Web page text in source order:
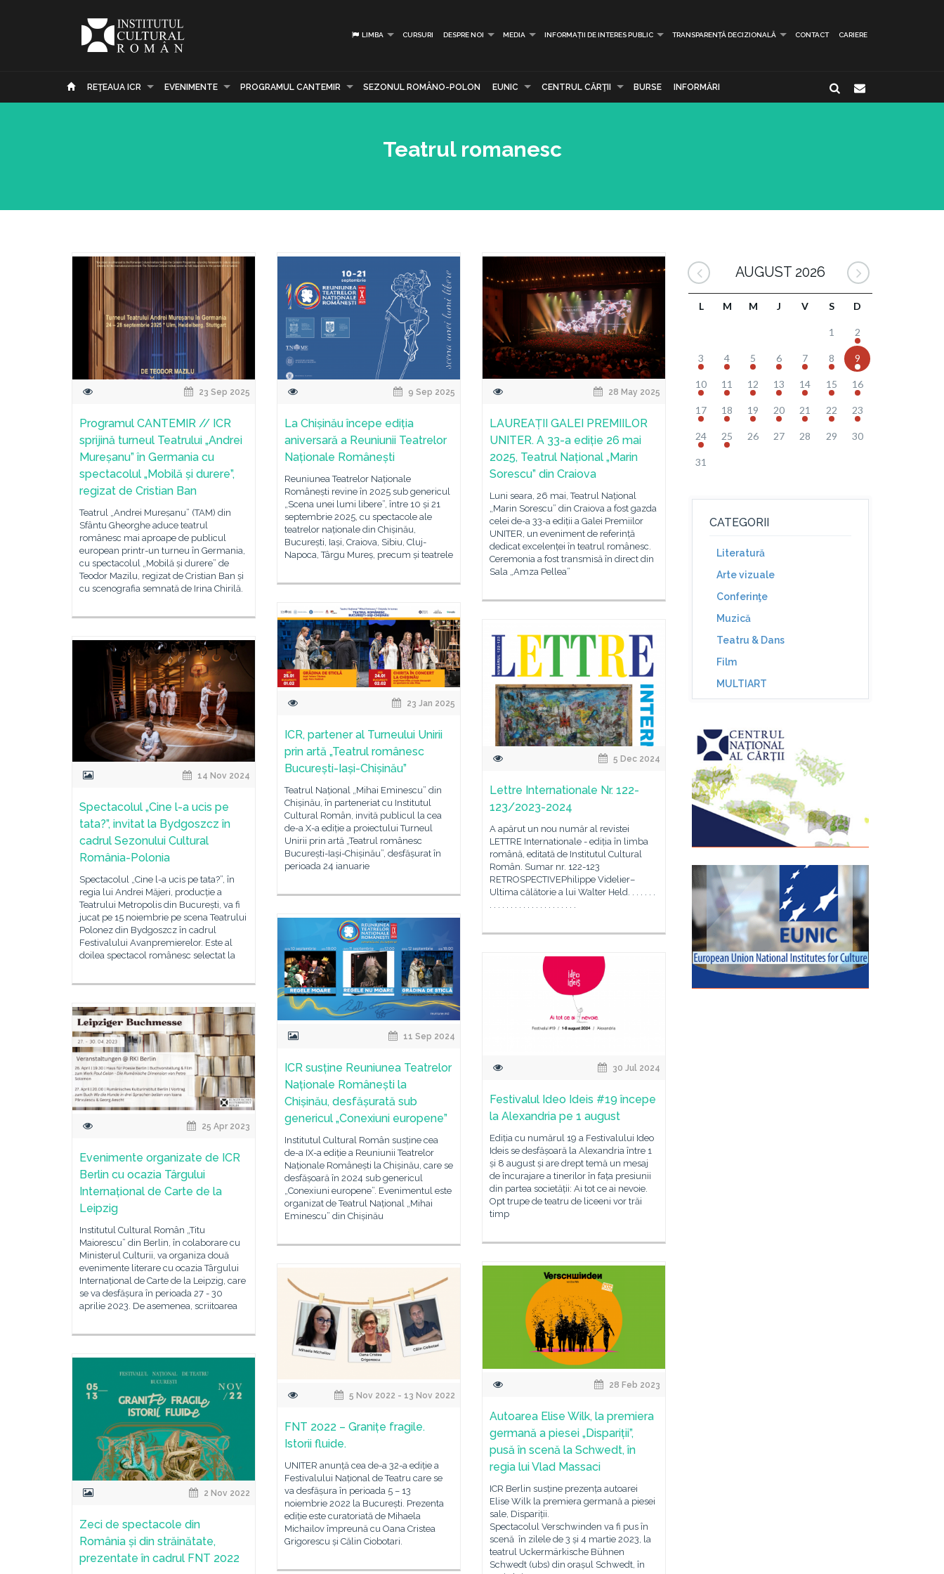
LIMBA CURSURI DESPRE NOI MEDIA INFORMAȚII DE INTERES PUBLIC TRANSPARENȚĂ DECIZIONALĂ CONTACT CARIERE
REŢEAUA ICR EVENIMENTE PROGRAMUL CANTEMIR SEZONUL ROMÂNO-POLON EUNIC CENTRUL CĂRŢII BURSE INFORMĂRI
Teatrul romanesc
23 Sep 2025
Programul CANTEMIR // ICR
sprijină turneul Teatrului „Andrei
Mureșanu” în Germania cu
spectacolul „Mobilă și durere”,
regizat de Cristian Ban
Teatrul „Andrei Mureșanu” (TAM) din
Sfântu Gheorghe aduce teatrul
românesc mai aproape de publicul
european printr-un turneu în Germania,
cu spectacolul „Mobilă și durere” de
Teodor Mazilu, regizat de Cristian Ban și
cu scenografia semnată de Irina Chirilă.
9 Sep 2025
La Chișinău începe ediția
aniversară a Reuniunii Teatrelor
Naționale Românești
Reuniunea Teatrelor Naționale
Românești revine în 2025 sub genericul
„Scena unei lumi libere”, între 10 și 21
septembrie 2025, cu spectacole ale
teatrelor naționale din Chișinău,
București, Iași, Craiova, Sibiu, Cluj-
Napoca, Târgu Mureș, precum și teatrele
28 May 2025
LAUREAȚII GALEI PREMIILOR
UNITER. A 33-a ediție 26 mai
2025, Teatrul Național „Marin
Sorescu” din Craiova
Luni seara, 26 mai, Teatrul Național
„Marin Sorescu” din Craiova a fost gazda
celei de-a 33-a ediții a Galei Premiilor
UNITER, un eveniment de referință
dedicat excelenței în teatrul românesc.
Ceremonia a fost transmisă în direct din
Sala „Amza Pellea”
23 Jan 2025
ICR, partener al Turneului Unirii
prin artă „Teatrul românesc
București-Iași-Chișinău”
Teatrul Național „Mihai Eminescu” din
Chișinău, în parteneriat cu Institutul
Cultural Român, invită publicul la cea
de-a X-a ediție a proiectului Turneul
Unirii prin artă „Teatrul românesc
București-Iași-Chișinău”, desfășurat în
perioada 24 ianuarie
5 Dec 2024
Lettre Internationale Nr. 122-
123/2023-2024
A apărut un nou număr al revistei
LETTRE Internationale - ediția în limba
română, editată de Institutul Cultural
Român. Sumar nr. 122-123
RETROSPECTIVEPhilippe Videlier–
Ultima călătorie a lui Walter Held. . . . . . .
. . . . . . . . . . . . . . . . . . . . .
14 Nov 2024
Spectacolul „Cine l-a ucis pe
tata?”, invitat la Bydgoszcz în
cadrul Sezonului Cultural
România-Polonia
Spectacolul „Cine l-a ucis pe tata?”, în
regia lui Andrei Măjeri, producție a
Teatrului Metropolis din București, va fi
jucat pe 15 noiembrie pe scena Teatrului
Polonez din Bydgoszcz în cadrul
Festivalului Avanpremierelor. Este al
doilea spectacol românesc selectat la
11 Sep 2024
ICR susține Reuniunea Teatrelor
Naționale Românești la
Chișinău, desfășurată sub
genericul „Conexiuni europene”
Institutul Cultural Român susține cea
de-a IX-a ediție a Reuniunii Teatrelor
Naționale Românești la Chișinău, care se
desfășoară în 2024 sub genericul
„Conexiuni europene”. Evenimentul este
organizat de Teatrul Național „Mihai
Eminescu” din Chișinău
30 Jul 2024
Festivalul Ideo Ideis #19 începe
la Alexandria pe 1 august
Ediția cu numărul 19 a Festivalului Ideo
Ideis se desfășoară la Alexandria între 1
și 8 august și are drept temă un mesaj
de încurajare a tinerilor în fața presiunii
din partea societății: Ai tot ce ai nevoie.
Opt trupe de teatru de liceeni vor trăi
timp
25 Apr 2023
Evenimente organizate de ICR
Berlin cu ocazia Târgului
Internațional de Carte de la
Leipzig
Institutul Cultural Român „Titu
Maiorescu” din Berlin, în colaborare cu
Ministerul Culturii, va organiza două
evenimente literare cu ocazia Târgului
Internațional de Carte de la Leipzig, care
se va desfășura în perioada 27 - 30
aprilie 2023. De asemenea, scriitoarea
28 Feb 2023
Autoarea Elise Wilk, la premiera
germană a piesei „Dispariții”,
pusă în scenă la Schwedt, în
regia lui Vlad Massaci
ICR Berlin susține prezența autoarei
Elise Wilk la premiera germană a piesei
sale, Dispariții.
Spectacolul Verschwinden va fi pus în
scenă în zilele de 3 și 4 martie 2023, la
teatrul Uckermärkische Bühnen
Schwedt (ubs) din orașul Schwedt, în
5 Nov 2022 - 13 Nov 2022
FNT 2022 – Granițe fragile.
Istorii fluide.
UNITER anunță cea de-a 32-a ediție a
Festivalului Național de Teatru care se
va desfășura în perioada 5 – 13
noiembrie 2022 la București. Prezenta
ediție este curatoriată de Mihaela
Michailov împreună cu Oana Cristea
Grigorescu și Călin Ciobotari.
2 Nov 2022
Zeci de spectacole din
România și din străinătate,
prezentate în cadrul FNT 2022
AUGUST 2026
L M M J V S D
1 2
3 4 5 6 7 8 9
10 11 12 13 14 15 16
17 18 19 20 21 22 23
24 25 26 27 28 29 30
31
CATEGORII
Literatură
Arte vizuale
Conferinţe
Muzică
Teatru & Dans
Film
MULTIART